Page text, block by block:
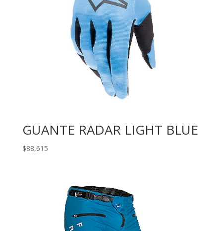
GUANTE RADAR LIGHT BLUE
$88,615